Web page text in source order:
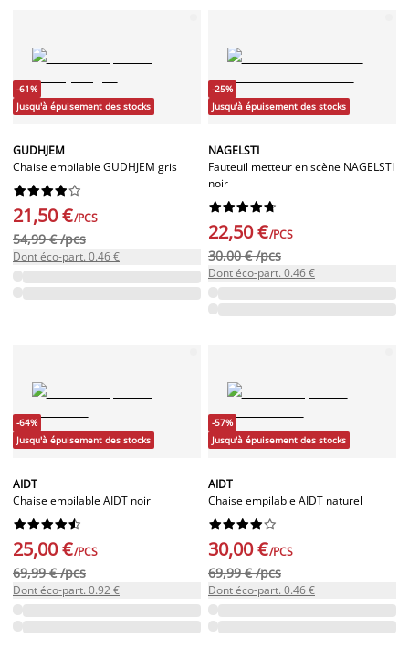
-61%
Jusqu'à épuisement des stocks
GUDHJEM
Chaise empilable GUDHJEM gris






21,50 €/PCS
54,99 € /pcs
Dont éco-part. 0.46 €
-25%
Jusqu'à épuisement des stocks
NAGELSTI
Fauteuil metteur en scène NAGELSTI
noir






22,50 €/PCS
30,00 € /pcs
Dont éco-part. 0.46 €
-64%
Jusqu'à épuisement des stocks
AIDT
Chaise empilable AIDT noir






25,00 €/PCS
69,99 € /pcs
Dont éco-part. 0.92 €
-57%
Jusqu'à épuisement des stocks
AIDT
Chaise empilable AIDT naturel






30,00 €/PCS
69,99 € /pcs
Dont éco-part. 0.46 €